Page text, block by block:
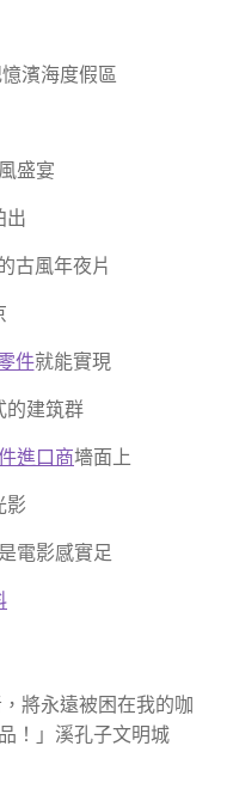
濱海度假區
盛宴
出
古風年夜片
件就能實現
的建筑群
進口商墻面上
影
電影感實足
將永遠被困在我的咖
！」溪孔子文明城